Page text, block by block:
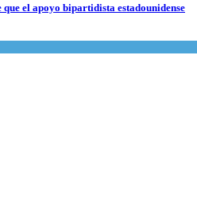
el apoyo bipartidista estadounidense